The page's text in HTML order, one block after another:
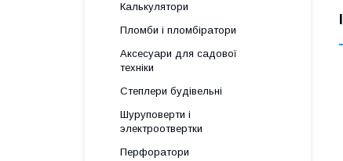
Калькулятори
Пломби і пломбіратори
Аксесуари для садової
техніки
Степлери будівельні
Шуруповерти і
электроотвертки
Перфоратори